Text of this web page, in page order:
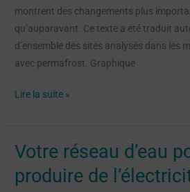
montrent des changements plus
qu’auparavant. Ce texte a été traduit
d’ensemble des sites analysés dans les
avec permafrost. Graphique
l’Europe
Lire la suite »
Votre réseau d’eau
produire de
Votre
d’eau